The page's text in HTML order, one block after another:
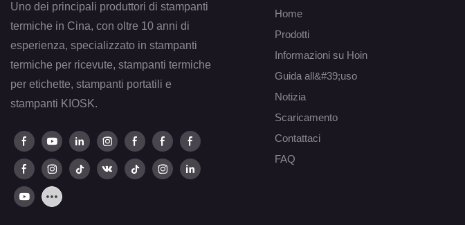
Uno dei principali produttori di stampanti
termiche in Cina, con oltre 10 anni di
esperienza, specializzato in stampanti
termiche per ricevute, stampanti termiche
per etichette, stampanti portatili e
stampanti KIOSK.
Home
Prodotti
Informazioni su Hoin
Guida all&#39;uso
Notizia
Scaricamento
Contattaci
FAQ